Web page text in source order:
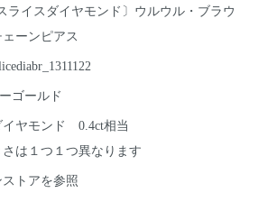
ライスダイヤモンド〕ウルウル・ブラウ
ーンピアス
ゴールド
イヤモンド 0.4ct相当
は１つ１つ異なります
トアを参照